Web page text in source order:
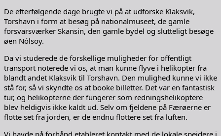
De efterfølgende dage brugte vi på at udforske Klaksvik,
Torshavn i form at besøg på nationalmuseet, de gamle
forsvarsværker Skansin, den gamle bydel og slutteligt besøge
øen Nólsoy.
Da vi studerede de forskellige muligheder for offentligt
transport noterede vi os, at man kunne flyve i helikopter fra
blandt andet Klaksvik til Torshavn. Den mulighed kunne vi ikke
stå for, så vi skyndte os at booke billetter. Det var en fantastisk
tur, og helikopterne der fungerer som redningshelikoptere
blev heldigvis ikke kaldt ud. Selv om fjeldene på Færøerne er
flotte set fra jorden, er de endnu flottere set fra luften.